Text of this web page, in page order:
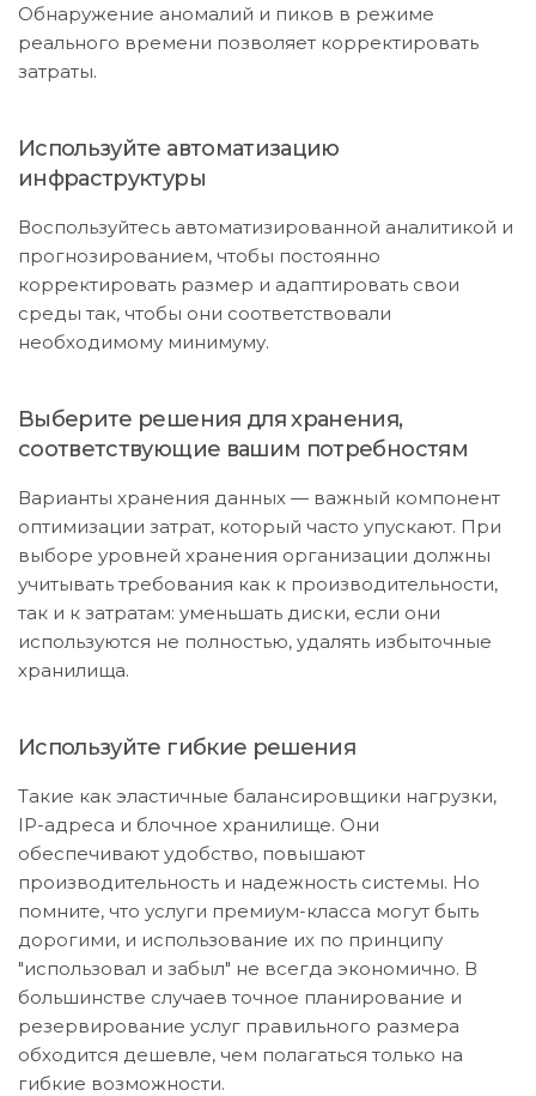
Обнаружение аномалий и пиков в режиме
реального времени позволяет корректировать
затраты.
Используйте автоматизацию
инфраструктуры
Воспользуйтесь автоматизированной аналитикой и
прогнозированием, чтобы постоянно
корректировать размер и адаптировать свои
среды так, чтобы они соответствовали
необходимому минимуму.
Выберите решения для хранения,
соответствующие вашим потребностям
Варианты хранения данных — важный компонент
оптимизации затрат, который часто упускают. При
выборе уровней хранения организации должны
учитывать требования как к производительности,
так и к затратам: уменьшать диски, если они
используются не полностью, удалять избыточные
хранилища.
Используйте гибкие решения
Такие как эластичные балансировщики нагрузки,
IP-адреса и блочное хранилище. Они
обеспечивают удобство, повышают
производительность и надежность системы. Но
помните, что услуги премиум-класса могут быть
дорогими, и использование их по принципу
"использовал и забыл" не всегда экономично. В
большинстве случаев точное планирование и
резервирование услуг правильного размера
обходится дешевле, чем полагаться только на
гибкие возможности.